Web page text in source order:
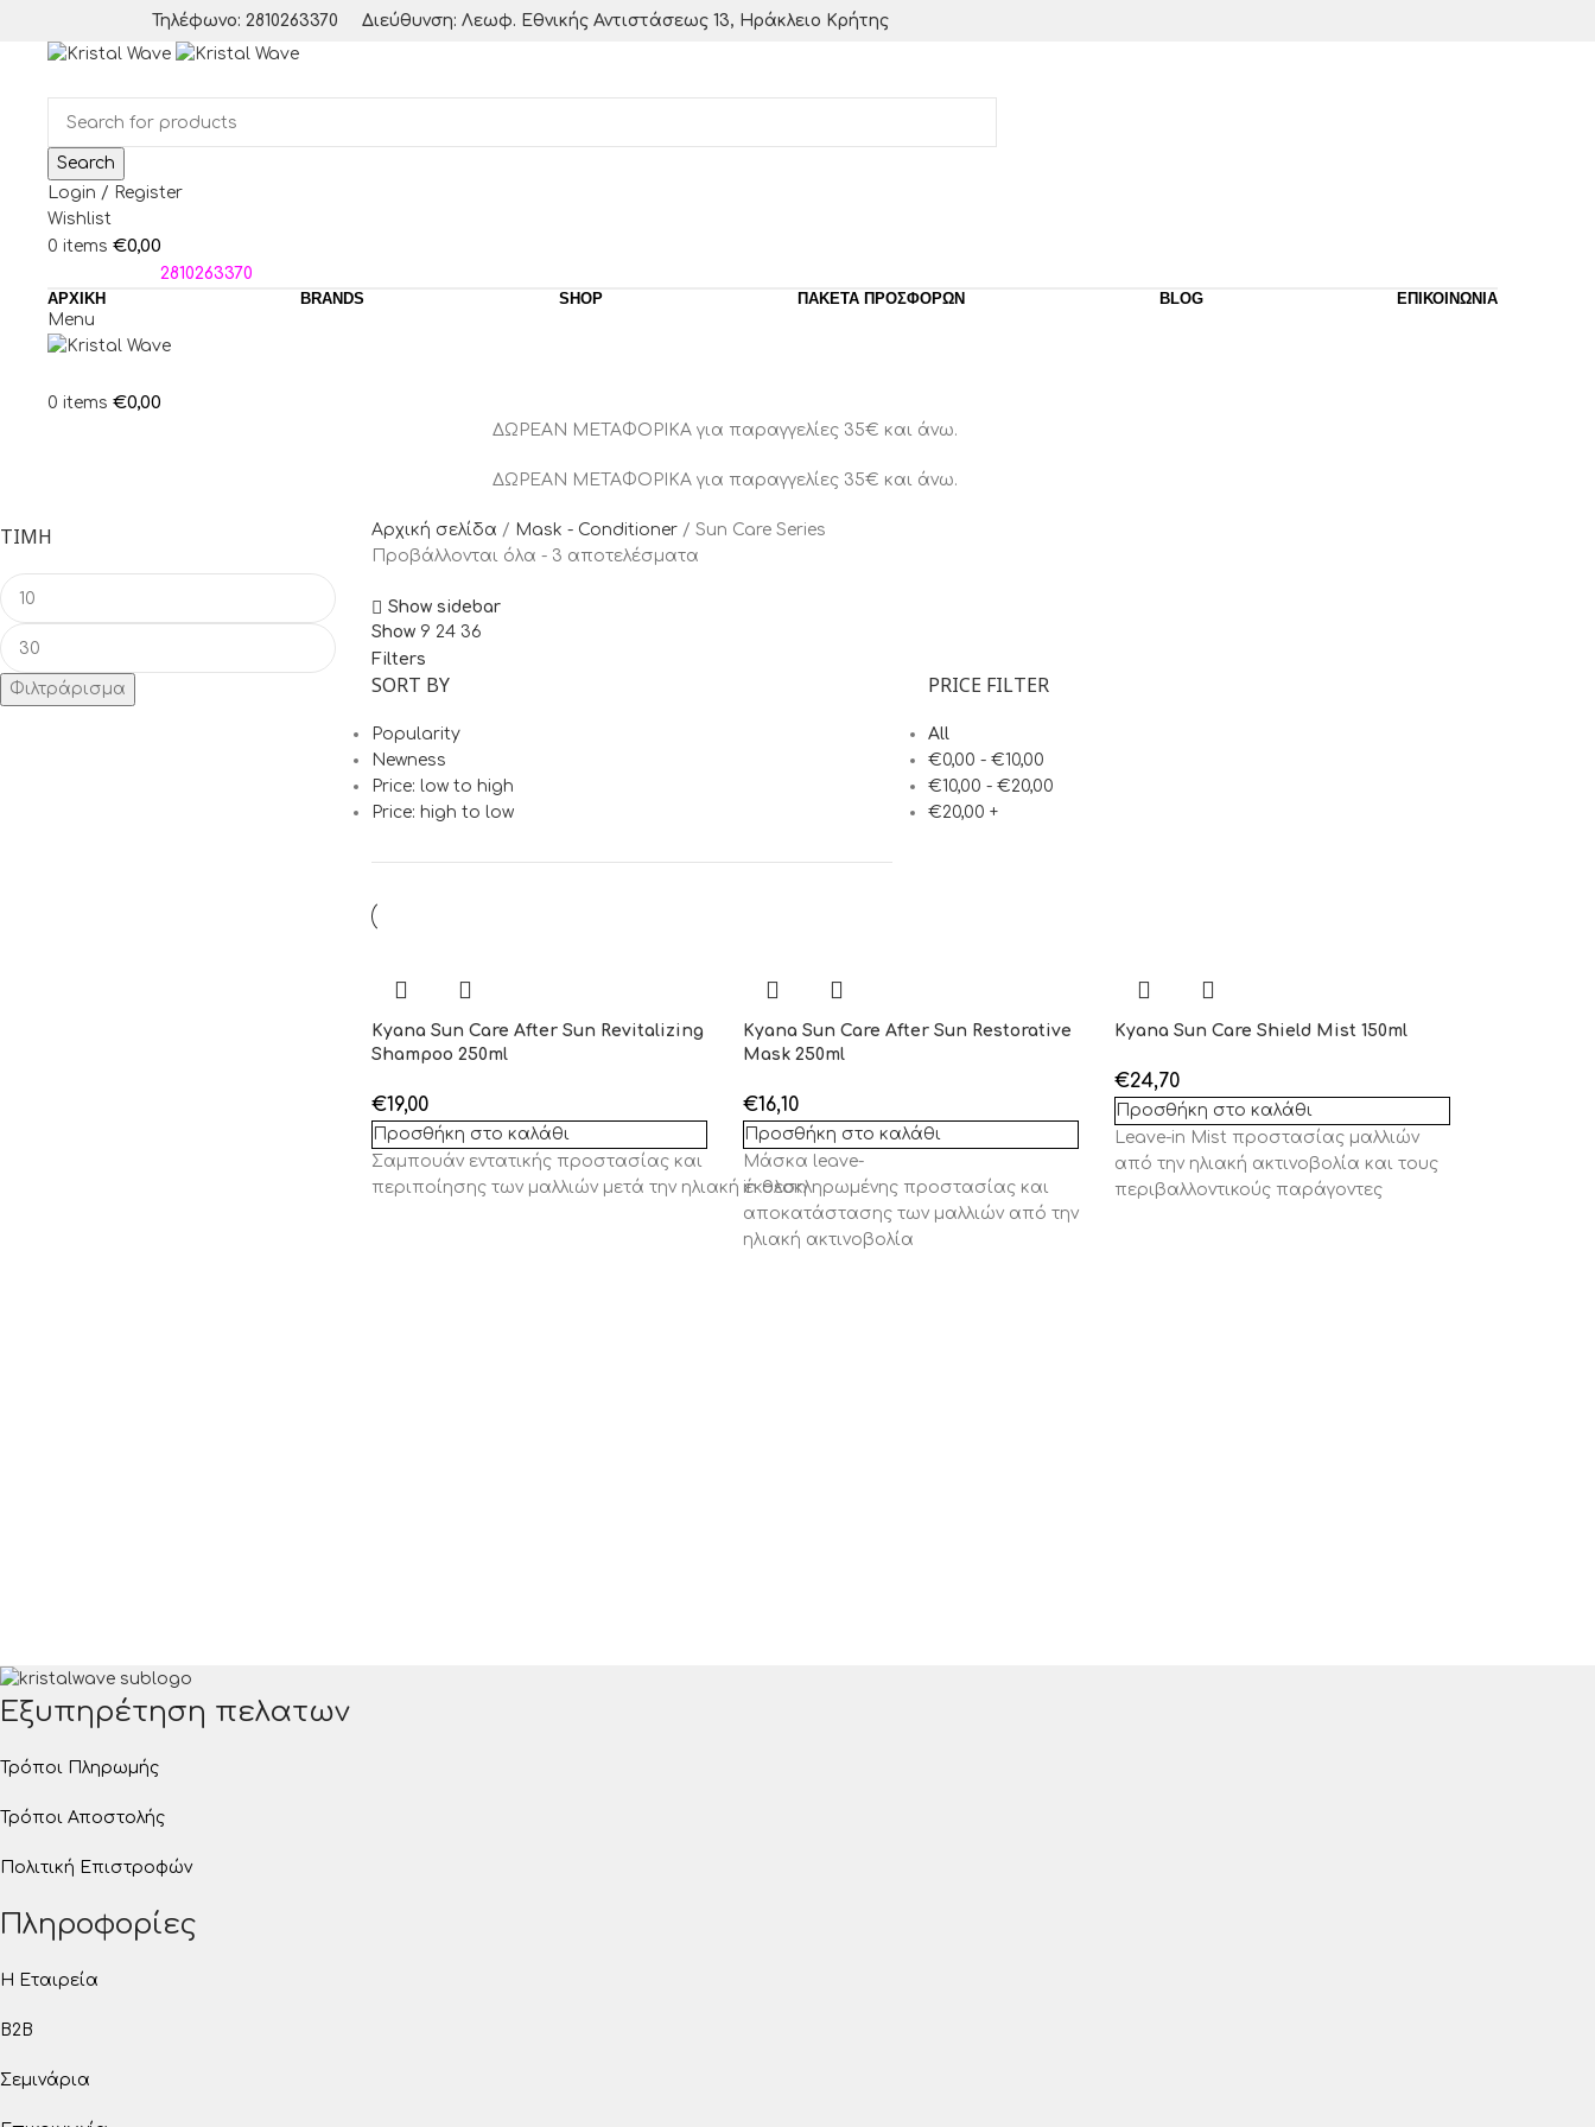
Τηλέφωνο: 2810263370 Διεύθυνση: Λεωφ. Εθνικής Αντιστάσεως 13, Ηράκλειο Κρήτης
Search
Login / Register
Wishlist
0 items €0,00
2810263370
ΑΡΧΙΚΗ
BRANDS SHOP ΠΑΚΈΤΑ ΠΡΟΣΦΟΡΏΝ BLOG
ΕΠΙΚΟΙΝΩΝΙΑ
Menu
0 items €0,00
ΔΩΡΕΑΝ ΜΕΤΑΦΟΡΙΚΑ για παραγγελίες 35€ και άνω.
ΔΩΡΕΑΝ ΜΕΤΑΦΟΡΙΚΑ για παραγγελίες 35€ και άνω.
ΤΙΜΉ
Φιλτράρισμα
Αρχική σελίδα Mask - Conditioner
Sun Care Series
Προβάλλονται όλα - 3 αποτελέσματα
Show sidebar
Show 9 24 36
Filters
SORT BY
Popularity
Newness
Price: low to high
Price: high to low
PRICE FILTER
All
€0,00 -€10,00
€10,00 -€20,00
€20,00 +
Kyana Sun Care After Sun Revitalizing
Shampoo 250ml
€19,00
Προσθήκη στο καλάθι
Σαμπουάν εντατικήςπροστασίας και
περιποίησης τωνμαλλιών μετά την ηλιακή έκθεση
Kyana Sun Care After Sun Restorative
Mask 250ml
€16,10
Προσθήκη στο καλάθι
Μάσκα leave-
inολοκληρωμένηςπροστασίαςκαι
αποκατάστασηςτων μαλλιών από την
ηλιακή ακτινοβολία
Kyana Sun Care Shield Mist 150ml
€24,70
Προσθήκη στο καλάθι
Leave-in Mist προστασίας μαλλιών
από την ηλιακή ακτινοβολία και τους
περιβαλλοντικούς παράγοντες
Εξυπηρέτηση πελατων
Τρόποι Πληρωμής
Τρόποι Αποστολής
Πολιτική Επιστροφών
Πληροφορίες
Η Εταιρεία
B2B
Σεμινάρια